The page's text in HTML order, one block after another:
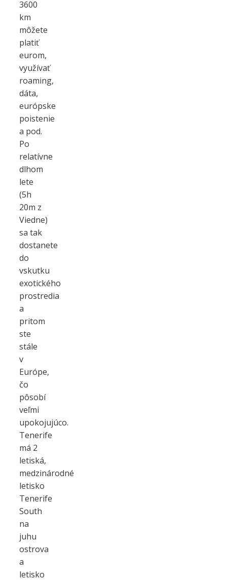
3600
km
môžete
platiť
eurom,
využívať
roaming,
dáta,
európske
poistenie
a pod.
Po
relatívne
dlhom
lete
(5h
20m z
Viedne)
sa tak
dostanete
do
vskutku
exotického
prostredia
a
pritom
ste
stále
v
Európe,
čo
pôsobí
veľmi
upokojujúco.
Tenerife
má 2
letiská,
medzinárodné
letisko
Tenerife
South
na
juhu
ostrova
a
letisko